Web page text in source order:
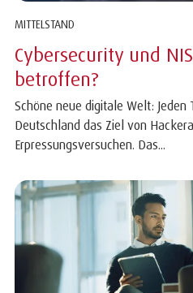
MITTELSTAND
Cybersecurity und
betroffen?
Schöne neue digitale Welt:
Deutschland das Ziel von
Erpressungsversuchen. Das...